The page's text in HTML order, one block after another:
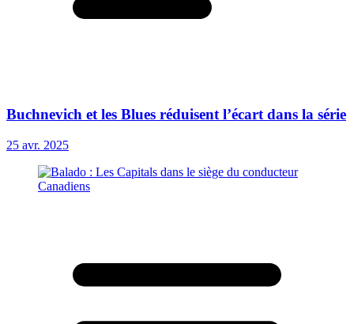
Buchnevich et les Blues réduisent l’écart dans la série
25 avr. 2025